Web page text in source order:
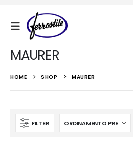
MAURER
HOME SHOP MAURER
FILTER